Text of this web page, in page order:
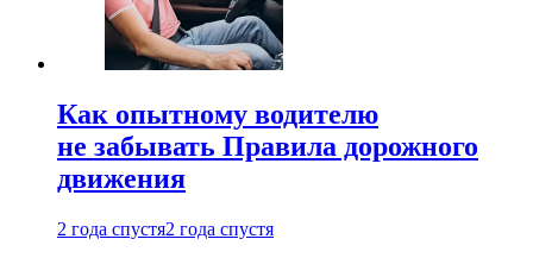
Как опытному водителю
не забывать Правила дорожного
движения
2 года спустя2 года спустя